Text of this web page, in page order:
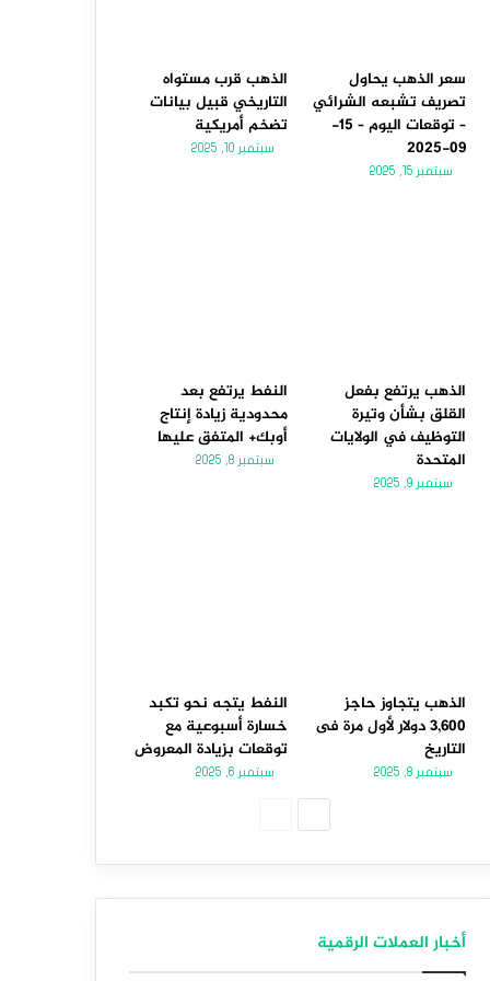
سعر الذهب يحاول
تصريف تشبعه الشرائي
– توقعات اليوم – 15-
09-2025
سبتمبر 15, 2025
الذهب قرب مستواه
التاريخي قبيل بيانات
تضخم أمريكية
سبتمبر 10, 2025
الذهب يرتفع بفعل
القلق بشأن وتيرة
التوظيف في الولايات
المتحدة
سبتمبر 9, 2025
النفط يرتفع بعد
محدودية زيادة إنتاج
أوبك+ المتفق عليها
سبتمبر 8, 2025
الذهب يتجاوز حاجز
3,600 دولار لأول مرة فى
التاريخ
سبتمبر 8, 2025
النفط يتجه نحو تكبد
خسارة أسبوعية مع
توقعات بزيادة المعروض
سبتمبر 6, 2025
أخبار العملات الرقمية